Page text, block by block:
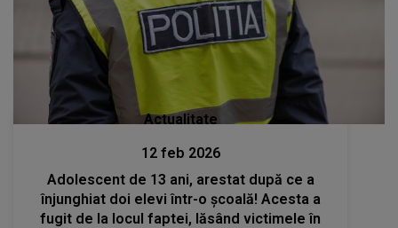
Actualitate
12 feb 2026
Adolescent de 13 ani, arestat după ce a
înjunghiat doi elevi într-o școală! Acesta a
fugit de la locul faptei, lăsând victimele în